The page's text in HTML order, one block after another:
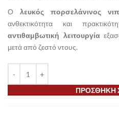
Ο λευκός πορσελάνινος
ανθεκτικότητα και
αντιθαμβωτική λειτουργία
μετά από ζεστό ντους.
ΠΡΟΣΘΉΚΗ